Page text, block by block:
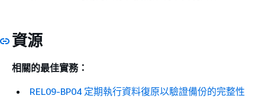
資源
相關的最佳實務：
REL09-BP04 定期執行資料復原以驗證備份的完整性